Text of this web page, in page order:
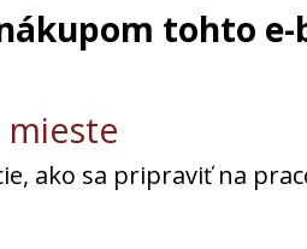
tohto e-
ako sa pripraviť na